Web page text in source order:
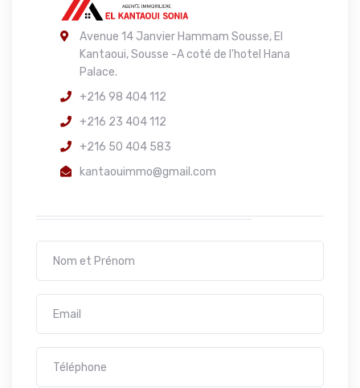
Avenue 14 Janvier Hammam Sousse, El
Kantaoui, Sousse -A coté de l'hotel Hana
Palace.
+216 98 404 112
+216 23 404 112
+216 50 404 583
kantaouimmo@gmail.com